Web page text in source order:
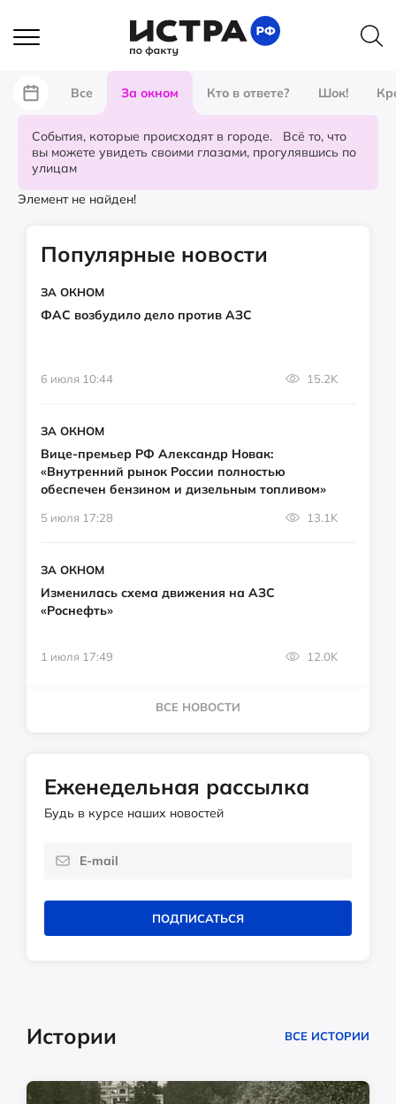
Все За окном Кто в ответе? Шок!
События, которые происходят в городе. Всё то, что
вы можете увидеть своими глазами, прогулявшись по
улицам
Элемент не найден!
Популярные новости
ЗА ОКНОМ
ФАС возбудило дело против АЗС
6 июля 10:44 15.2K
ЗА ОКНОМ
Вице-премьер РФ Александр Новак:
«Внутренний рынок России полностью
обеспечен бензином и дизельным топливом»
5 июля 17:28 13.1K
ЗА ОКНОМ
Изменилась схема движения на АЗС
«Роснефть»
1 июля 17:49 12.0K
ВСЕ НОВОСТИ
Еженедельная рассылка
Будь в курсе наших новостей
ПОДПИСАТЬСЯ
Истории ВСЕ ИСТОРИИ